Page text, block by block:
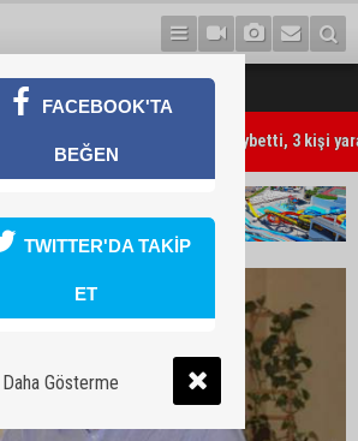
‘Pembe tablo geçici’
Turan Obalı hayatını kaybetti, 3 kişi
FACEBOOK'TA
BEĞEN
TWITTER'DA TAKİP
ET
Gösterme